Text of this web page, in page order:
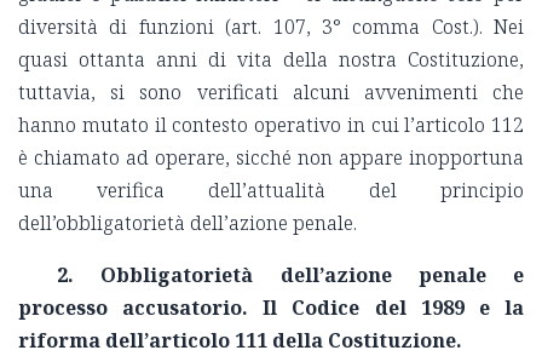
diversità di funzioni (art. 107, 3° comma Cost.). Nei
quasi ottanta anni di vita della nostra Costituzione,
tuttavia, si sono verificati alcuni avvenimenti che
hanno mutato il contesto operativo in cui l’articolo 112
è chiamato ad operare, sicché non appare inopportuna
una verifica dell’attualità del principio
dell’obbligatorietà dell’azione penale.
2. Obbligatorietà dell’azione penale e
processo accusatorio. Il Codice del 1989 e la
riforma dell’articolo 111 della Costituzione.